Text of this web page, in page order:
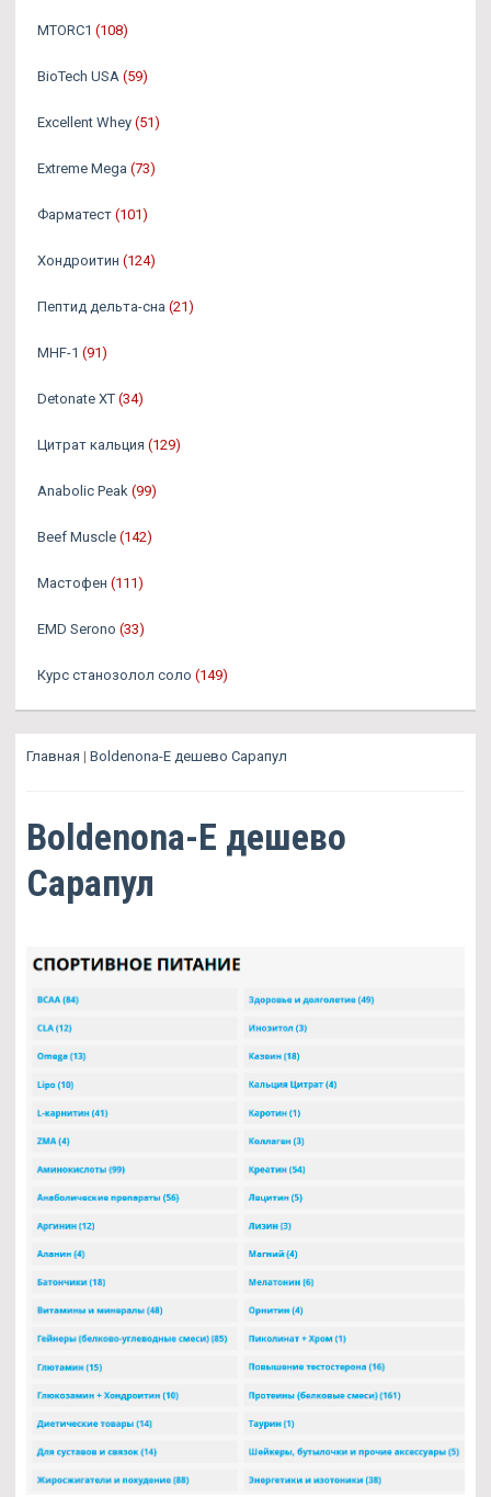
MTORC1 (108)
BioTech USA (59)
Excellent Whey (51)
Extreme Mega (73)
Фарматест (101)
Хондроитин (124)
Пептид дельта-сна (21)
MHF-1 (91)
Detonate XT (34)
Цитрат кальция (129)
Anabolic Peak (99)
Beef Muscle (142)
Мастофен (111)
EMD Serono (33)
Курс станозолол соло (149)
Главная | Boldenona-E дешево Сарапул
Boldenona-E дешево
Сарапул